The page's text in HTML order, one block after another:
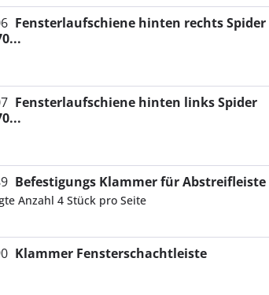
Fensterlaufschiene hinten rechts Spider
Fensterlaufschiene hinten links Spider
Befestigungs Klammer für
Anzahl 4 Stück pro Seite
Klammer Fensterschachtleiste